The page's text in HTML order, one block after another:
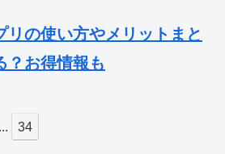
リの使い方やメリットまと
？お得情報も
... 34